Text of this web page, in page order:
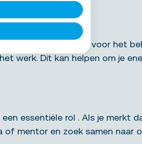
balans
is essentieel voor het
werk. Dit kan helpen om je
essentiële rol . Als je merkt
of mentor en zoek samen naar